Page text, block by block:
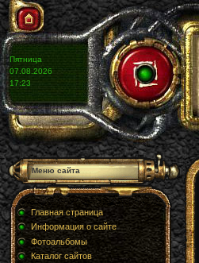
Пятница
07.08.2026
17:23
Меню сайта
Главная страница
Информация о сайте
Фотоальбомы
Каталог сайтов